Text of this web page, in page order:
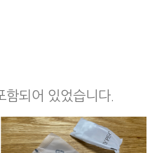
되어 있었습니다.